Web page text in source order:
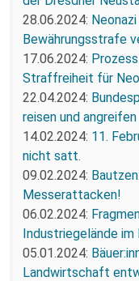
28.06.2024:
Bewährungsstrafe
17.06.2024:
Straffreiheit für
22.04.2024:
reisen und angreifen
14.02.2024: 11.
nicht satt.
09.02.2024:
Messerattacken!
06.02.2024:
Industriegelände im
05.01.2024:
Landwirtschaft